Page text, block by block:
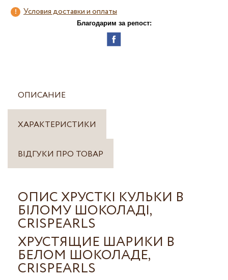
Условия доставки и оплаты
Благодарим за репост:
ОПИСАНИЕ
ХАРАКТЕРИСТИКИ
ВІДГУКИ ПРО ТОВАР
ОПИС ХРУСТКІ КУЛЬКИ В
БІЛОМУ ШОКОЛАДІ,
CRISPEARLS
ХРУСТЯЩИЕ ШАРИКИ В
БЕЛОМ ШОКОЛАДЕ,
CRISPEARLS